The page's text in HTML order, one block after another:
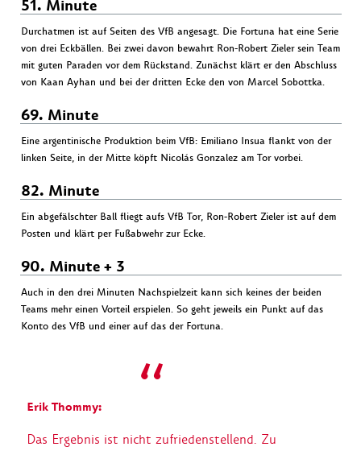
51. Minute
Durchatmen ist auf Seiten des VfB angesagt. Die Fortuna hat eine Serie
von drei Eckbällen. Bei zwei davon bewahrt Ron-Robert Zieler sein Team
mit guten Paraden vor dem Rückstand. Zunächst klärt er den Abschluss
von Kaan Ayhan und bei der dritten Ecke den von Marcel Sobottka.
69. Minute
Eine argentinische Produktion beim VfB: Emiliano Insua flankt von der
linken Seite, in der Mitte köpft Nicolás Gonzalez am Tor vorbei.
82. Minute
Ein abgefälschter Ball fliegt aufs VfB Tor, Ron-Robert Zieler ist auf dem
Posten und klärt per Fußabwehr zur Ecke.
90. Minute + 3
Auch in den drei Minuten Nachspielzeit kann sich keines der beiden
Teams mehr einen Vorteil erspielen. So geht jeweils ein Punkt auf das
Konto des VfB und einer auf das der Fortuna.
Erik Thommy:
Das Ergebnis ist nicht zufriedenstellend. Zu